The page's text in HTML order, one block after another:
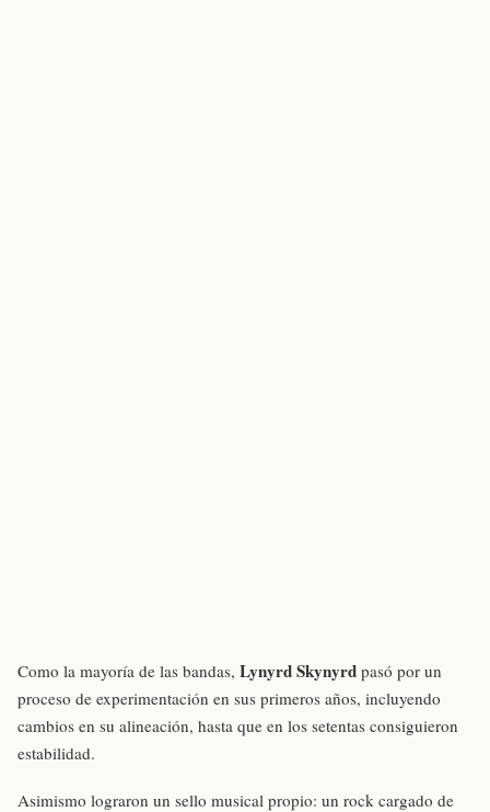
Como la mayoría de las bandas, Lynyrd Skynyrd pasó por un
proceso de experimentación en sus primeros años, incluyendo
cambios en su alineación, hasta que en los setentas consiguieron
estabilidad.
Asimismo lograron un sello musical propio: un rock cargado de